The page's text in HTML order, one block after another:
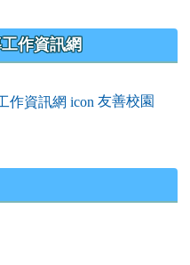
作資訊網
友善校園